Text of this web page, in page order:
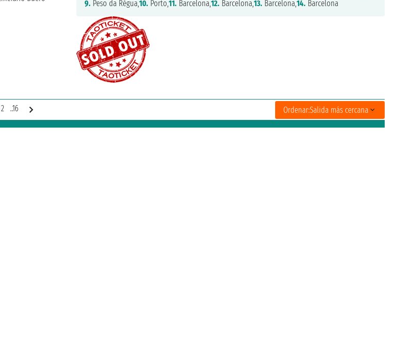
9. Peso da Régua,10. Porto,11. Barcelona,12. Barcelona,13. Barcelona,14. Barcelona
2 ..16 Ordenar:Salida más cercana